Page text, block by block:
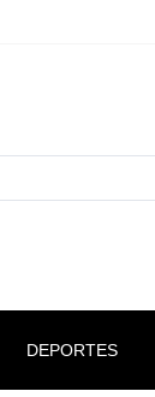
DEPORTES